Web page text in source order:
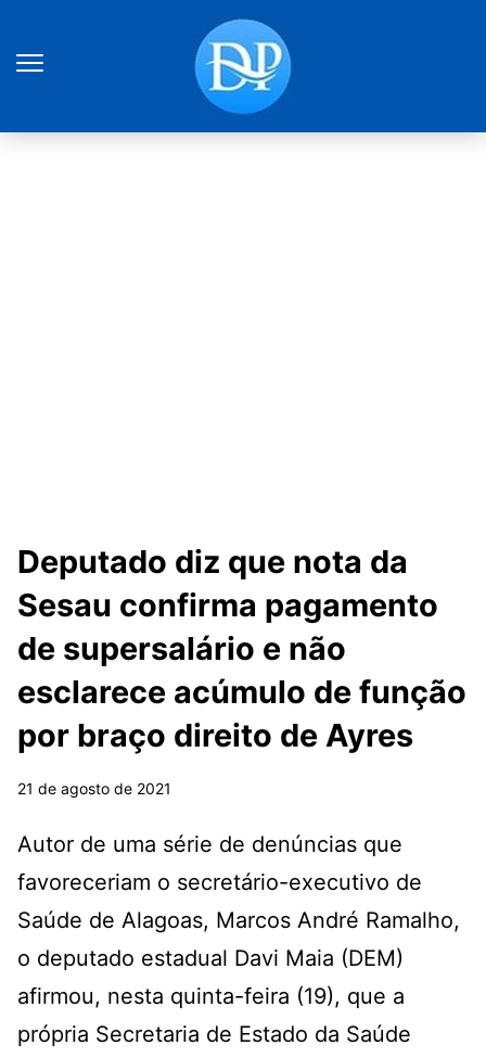
Deputado diz que nota da
Sesau confirma pagamento
de supersalário e não
esclarece acúmulo de função
por braço direito de Ayres
21 de agosto de 2021
Autor de uma série de denúncias que
favoreceriam o secretário-executivo de
Saúde de Alagoas, Marcos André Ramalho,
o deputado estadual Davi Maia (DEM)
afirmou, nesta quinta-feira (19), que a
própria Secretaria de Estado da Saúde